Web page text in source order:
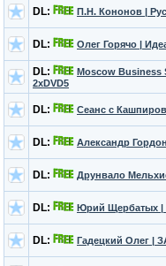
DL: П.Н. Кононов |
DL: Олег Горячо |
DL:
Moscow Business
2хDVD5
DL: Сеанс с
DL: Александр
DL: Друнвало
DL: Юрий Щербатых |
DL: Гадецкий Олег |